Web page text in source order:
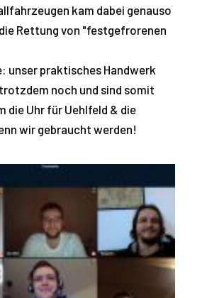
kam dabei genauso
Rettung von "festgefrorenen
unser praktisches Handwerk
noch und sind somit
die Uhr für Uehlfeld & die
wir gebraucht werden!